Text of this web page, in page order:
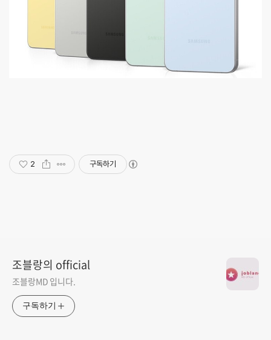
2 구독하기
조블랑의 official
조블랑MD 입니다.
구독하기